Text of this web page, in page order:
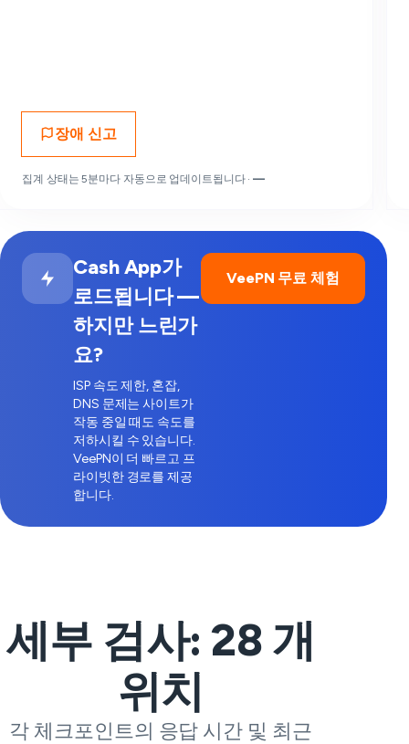
장애 신고
집계 상태는 5분마다 자동으로 업데이트됩니다 ·—
Cash App가
로드됩니다 —
하지만 느린가
요?
ISP 속도 제한, 혼잡,
DNS 문제는 사이트가
작동 중일 때도 속도를
저하시킬 수 있습니다.
VeePN이 더 빠르고 프
라이빗한 경로를 제공
합니다.
VeePN 무료 체험
세부 검사:28 개
위치
각 체크포인트의 응답 시간 및 최근